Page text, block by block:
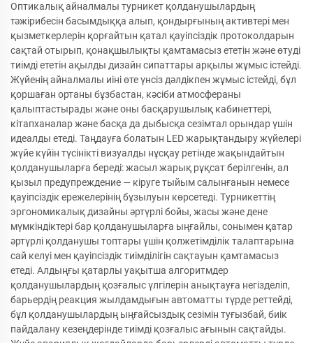
Оптикалық айналмалы турникет қолданушылардың
тәжірибесін басымдыққа алып, қондырғының активтері мен
қызметкерлерін қорғайтын қатал қауіпсіздік протоколдарын
сақтай отырып, қонақшылықты қамтамасыз ететін және өтуді
тиімді ететін ақылды дизайн сипаттары арқылы жұмыс істейді.
Жүйенің айналмалы иіні өте үнсіз дәлдікпен жұмыс істейді, бұл
қоршаған ортаны бұзбастан, кәсіби атмосфераны
қалыптастырады және оны басқарушылық кабинеттері,
кітапханалар және басқа да дыбысқа сезімтал орындар үшін
идеалды етеді. Таңдауға болатын LED жарықтандыру жүйелері
жүйе күйін түсінікті визуалды нұсқау ретінде жақындайтын
қолданушыларға береді: жасыл жарық рұқсат берілгенін, ал
қызыл предупреждение — кіруге тыйым салынғанын немесе
қауіпсіздік ережелерінің бұзылуын көрсетеді. Турникеттің
эргономикалық дизайны әртүрлі бойы, жасы және дене
мүмкіндіктері бар қолданушыларға ыңғайлы, сонымен қатар
әртүрлі қолданушы топтары үшін қолжетімділік талаптарына
сай келуі мен қауіпсіздік тиімділігін сақтауын қамтамасыз
етеді. Алдыңғы қатарлы уақытша алгоритмдер
қолданушылардың қозғалыс үлгілерін анықтауға негізделіп,
барьердің реакция жылдамдығын автоматты түрде реттейді,
бұл қолданушылардың ыңғайсыздық сезімін туғызбай, биік
пайдалану кезеңдерінде тиімді қозғалыс ағынын сақтайды.